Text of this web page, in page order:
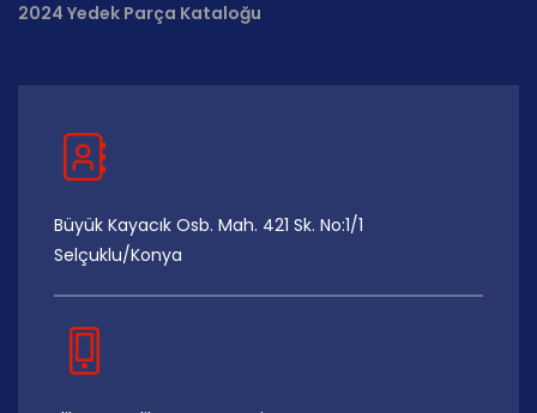
2024 Yedek Parça Kataloğu
Büyük Kayacık Osb. Mah. 421 Sk. No:1/1
Selçuklu/Konya